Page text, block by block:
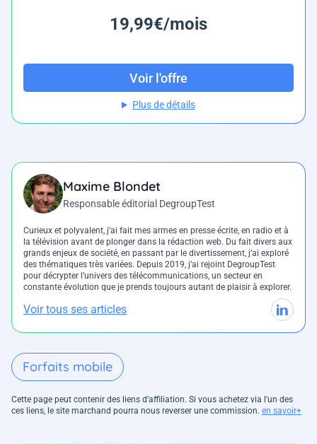
19,99€/mois
Voir l'offre
Plus de détails
Maxime Blondet
Responsable éditorial DegroupTest
Curieux et polyvalent, j’ai fait mes armes en presse écrite, en radio et à
la télévision avant de plonger dans la rédaction web. Du fait divers aux
grands enjeux de société, en passant par le divertissement, j’ai exploré
des thématiques très variées. Depuis 2019, j’ai rejoint DegroupTest
pour décrypter l’univers des télécommunications, un secteur en
constante évolution que je prends toujours autant de plaisir à explorer.
Voir tous ses articles
Forfaits mobile
Cette page peut contenir des liens d’affiliation. Si vous achetez via l'un des
ces liens, le site marchand pourra nous reverser une commission. en savoir+